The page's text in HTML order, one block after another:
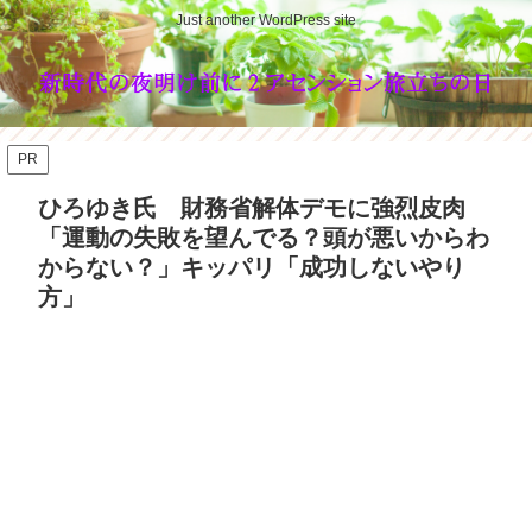
Just another WordPress site
PR
ひろゆき氏 財務省解体デモに強烈皮肉
「運動の失敗を望んでる？頭が悪いからわ
からない？」キッパリ「成功しないやり
方」